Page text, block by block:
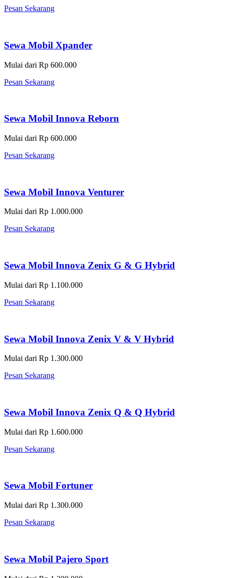
Pesan Sekarang
Sewa Mobil Xpander
Mulai dari Rp 600.000
Pesan Sekarang
Sewa Mobil Innova Reborn
Mulai dari Rp 600.000
Pesan Sekarang
Sewa Mobil Innova Venturer
Mulai dari Rp 1.000.000
Pesan Sekarang
Sewa Mobil Innova Zenix G & G Hybrid
Mulai dari Rp 1.100.000
Pesan Sekarang
Sewa Mobil Innova Zenix V & V Hybrid
Mulai dari Rp 1.300.000
Pesan Sekarang
Sewa Mobil Innova Zenix Q & Q Hybrid
Mulai dari Rp 1.600.000
Pesan Sekarang
Sewa Mobil Fortuner
Mulai dari Rp 1.300.000
Pesan Sekarang
Sewa Mobil Pajero Sport